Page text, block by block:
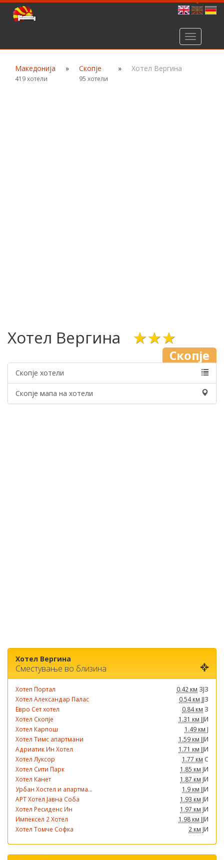
Toggle
navigation
Македонија
419 хотели
» Скопје
95 хотели
» Хотел Вергина
Хотел Вергина ★★★
Скопје
Скопје хотели
Скопје мапа на хотели
Хотел Вергина
Сместување во близина
Хотеп Портал 0.42 км ЗЈЗ
Хотел Александар Палас
0.54 км ЈЈЗ
Евро Сет хотел
0.84 км З
Хотел Скопје
1.31 км ЈЈИ
Хотел Карпош
1.49 км Ј
Хотел Тимс апартмани
1.59 км ЈЈИ
Адриатик Ин Хотел
1.71 км ЈЈИ
Хотел Луксор
1.77 км С
Хотел Сити Парк
1.85 км ЈИ
Хотел Канет
1.87 км ЈИ
Урбан Хостел и апартма...
1.9 км ЈЈИ
АРТ Хотел Јавна Соба
1.93 км ЈИ
Хотел Ресиденс Ин
1.97 км ЈИ
Импексел 2 Хотел
1.98 км ЈЈИ
Хотел Томче Софка
2 км ЈИ